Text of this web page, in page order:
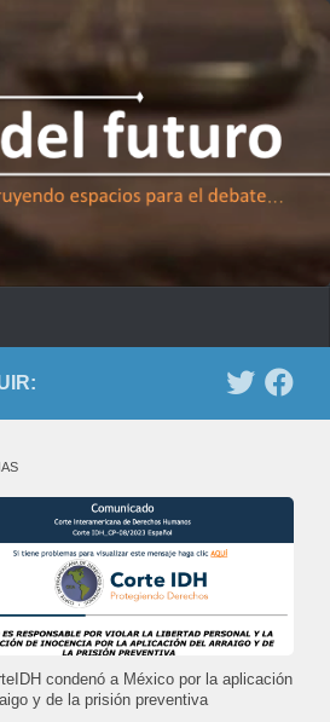
condenó a México por la aplicación
y de la prisión preventiva